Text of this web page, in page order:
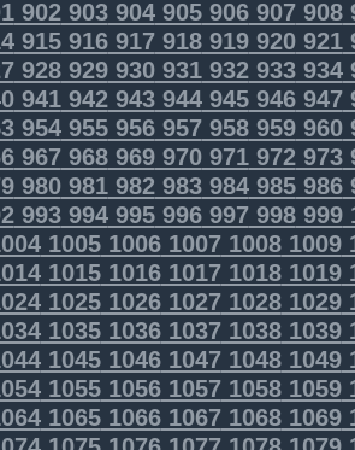
902903904905906907908
915916917918919920921
928929930931932933934
941942943944945946947
954955956957958959960
967968969970971972973
980981982983984985986
993994995996997998999
10051006100710081009
10151016101710181019
10251026102710281029
10351036103710381039
10451046104710481049
10551056105710581059
10651066106710681069